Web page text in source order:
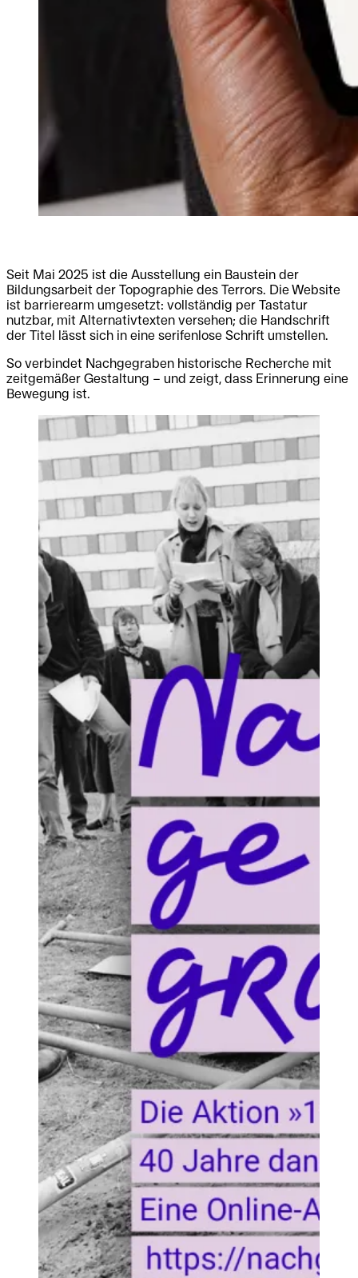
Seit Mai 2025 ist die Ausstellung ein Baustein der
Bildungsarbeit der Topographie des Terrors. Die Website
ist barrierearm umgesetzt: vollständig per Tastatur
nutzbar, mit Alternativtexten versehen; die Handschrift
der Titel lässt sich in eine serifenlose Schrift umstellen.
So verbindet Nachgegraben historische Recherche mit
zeitgemäßer Gestaltung – und zeigt, dass Erinnerung eine
Bewegung ist.